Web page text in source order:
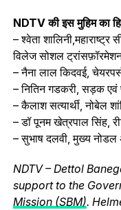
NDTV की इस मुहिम का
– श्वेता शालिनी,महाराष्ट्र
विलेज सोशल
– नैना लाल किदवई,
– नितिन गडकरी, सड़क एवं
– कैलाश सत्यार्थी, नोबेल
– डॉ पूनम खेत्रपाल सिंह,
– सुभाष दलवी, मुख्य नोडल
NDTV – Dettol
support to the
Mission (SBM).